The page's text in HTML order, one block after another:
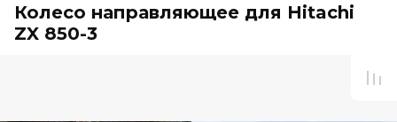
Колесо направляющее для Hitachi
ZX 850-3